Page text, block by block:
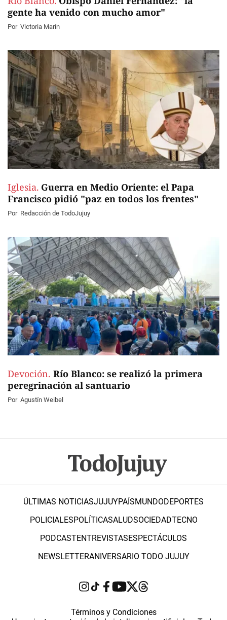
gente ha venido con mucho amor"
Por Victoria Marín
Iglesia. Guerra en Medio Oriente: el Papa
Francisco pidió "paz en todos los frentes"
Por Redacción de TodoJujuy
Devoción. Río Blanco: se realizó la primera
peregrinación al santuario
Por Agustín Weibel
ÚLTIMAS NOTICIASJUJUYPAÍSMUNDODEPORTES
POLICIALESPOLÍTICASALUDSOCIEDADTECNO
PODCASTENTREVISTASESPECTÁCULOS
NEWSLETTERANIVERSARIO TODO JUJUY
Términos y Condiciones